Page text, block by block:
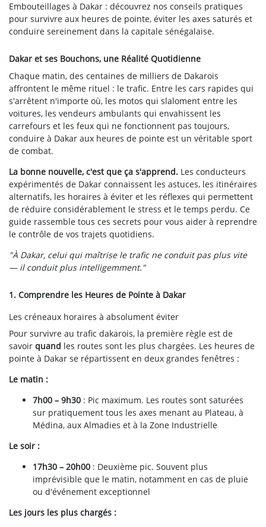
Embouteillages à Dakar : découvrez nos conseils pratiques
pour survivre aux heures de pointe, éviter les axes saturés et
conduire sereinement dans la capitale sénégalaise.
Dakar et ses Bouchons, une Réalité Quotidienne
Chaque matin, des centaines de milliers de Dakarois
affrontent le même rituel : le trafic. Entre les cars rapides qui
s'arrêtent n'importe où, les motos qui slaloment entre les
voitures, les vendeurs ambulants qui envahissent les
carrefours et les feux qui ne fonctionnent pas toujours,
conduire à Dakar aux heures de pointe est un véritable sport
de combat.
La bonne nouvelle, c'est que ça s'apprend. Les conducteurs
expérimentés de Dakar connaissent les astuces, les itinéraires
alternatifs, les horaires à éviter et les réflexes qui permettent
de réduire considérablement le stress et le temps perdu. Ce
guide rassemble tous ces secrets pour vous aider à reprendre
le contrôle de vos trajets quotidiens.
"À Dakar, celui qui maîtrise le trafic ne conduit pas plus vite
— il conduit plus intelligemment."
1. Comprendre les Heures de Pointe à Dakar
Les créneaux horaires à absolument éviter
Pour survivre au trafic dakarois, la première règle est de
savoir quand les routes sont les plus chargées. Les heures de
pointe à Dakar se répartissent en deux grandes fenêtres :
Le matin :
7h00 – 9h30 : Pic maximum. Les routes sont saturées
sur pratiquement tous les axes menant au Plateau, à
Médina, aux Almadies et à la Zone Industrielle
Le soir :
17h30 – 20h00 : Deuxième pic. Souvent plus
imprévisible que le matin, notamment en cas de pluie
ou d'événement exceptionnel
Les jours les plus chargés :